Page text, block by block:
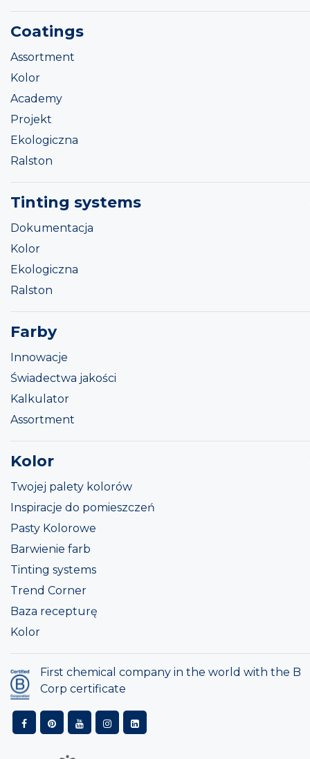
Coatings
Assortment
Kolor
Academy
Projekt
Ekologiczna
Ralston
Tinting systems
Dokumentacja
Kolor
Ekologiczna
Ralston
Farby
Innowacje
Świadectwa jakości
Kalkulator
Assortment
Kolor
Twojej palety kolorów
Inspiracje do pomieszczeń
Pasty Kolorowe
Barwienie farb
Tinting systems
Trend Corner
Baza recepturę
Kolor
First chemical company in the world with the B
Corp certificate